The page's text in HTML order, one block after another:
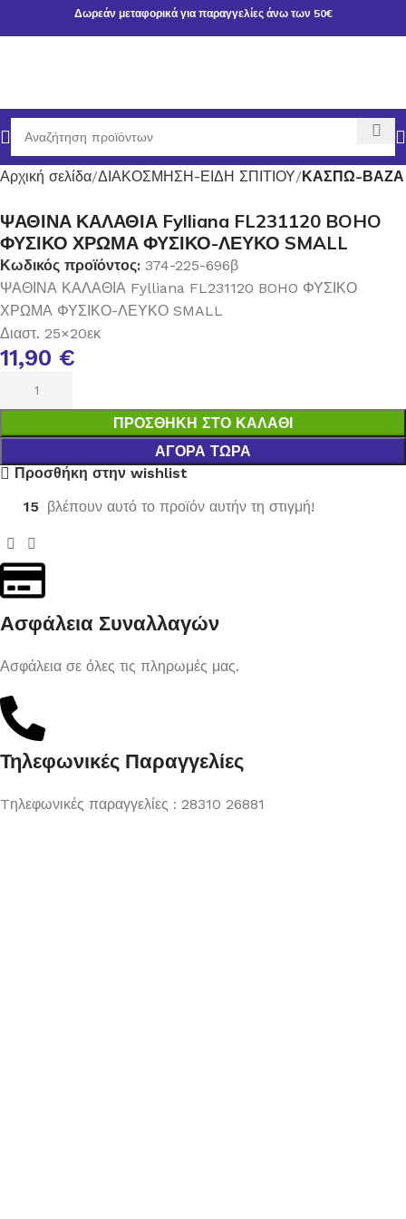
Δωρεάν μεταφορικά για παραγγελίες άνω των 50€
Αρχική σελίδα ΔΙΑΚΟΣΜΗΣΗ-ΕΙΔΗ ΣΠΙΤΙΟΥ ΚΑΣΠΩ-ΒΑΖΑ
ΨΑΘΙΝΑ ΚΑΛΑΘΙΑ Fylliana FL231120 BOHO
ΦΥΣΙΚΟ ΧΡΩΜΑ ΦΥΣΙΚΟ-ΛΕΥΚΟ SMALL
Κωδικός προϊόντος: 374-225-696β
ΨΑΘΙΝΑ ΚΑΛΑΘΙΑ Fylliana FL231120 BOHO ΦΥΣΙΚΟ
ΧΡΩΜΑ ΦΥΣΙΚΟ-ΛΕΥΚΟ SMALL
Διαστ. 25×20εκ
11,90 €
ΠΡΟΣΘΉΚΗ ΣΤΟ ΚΑΛΆΘΙ
ΑΓΟΡΆ ΤΏΡΑ
Προσθήκη στην wishlist
15 βλέπουν αυτό το προϊόν αυτήν τη στιγμή!
Ασφάλεια Συναλλαγών
Ασφάλεια σε όλες τις πληρωμές μας.
Τηλεφωνικές Παραγγελίες
Tηλεφωνικές παραγγελίες : 28310 26881